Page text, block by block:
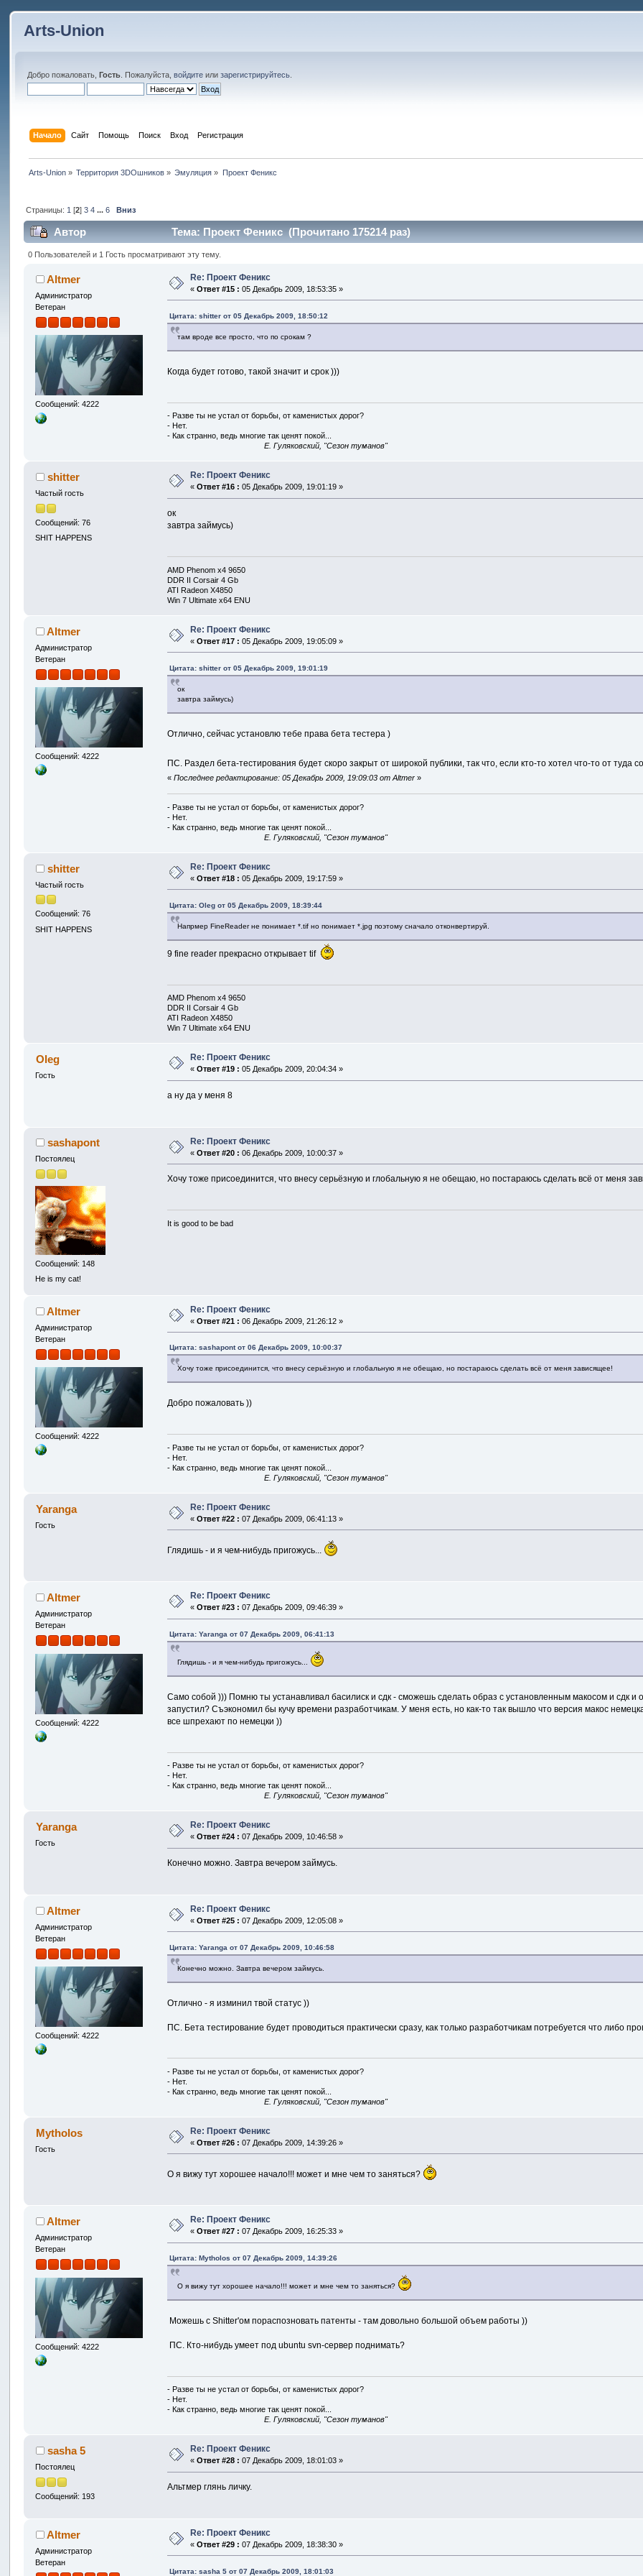
Arts-Union
Добро пожаловать,Гость . Пожалуйста,войдите илизарегистрируйтесь
Начало Сайт Помощь Поиск Вход Регистрация
Arts-Union» Территория 3DOшников » Эмуляция » Проект Феникс
Страницы: 1 [2] 3 4 ... 6 Вниз
Автор Тема: Проект Феникс (Прочитано 175214 раз)
0 Пользователей и 1 Гость просматривают эту тему.
Altmer
Администратор
Ветеран
Сообщений: 4222
Re: Проект Феникс
«Ответ #15 : 05 Декабрь 2009, 18:53:35 »
Цитата: shitter от 05 Декабрь 2009, 18:50:12
там вроде все просто, что по срокам ?
Когда будет готово, такой значит и срок )))
- Разве ты не устал от борьбы, от каменистых дорог?
- Нет.
- Как странно, ведь многие так ценят покой...
E. Гуляковский, "Сезон туманов"
shitter
Частый гость
Сообщений: 76
SHIT HAPPENS
Re: Проект Феникс
«Ответ #16 : 05 Декабрь 2009, 19:01:19 »
ок
завтра займусь)
AMD Phenom x4 9650
DDR II Corsair 4 Gb
ATI Radeon X4850
Win 7 Ultimate x64 ENU
Altmer
Администратор
Ветеран
Сообщений: 4222
Re: Проект Феникс
«Ответ #17 : 05 Декабрь 2009, 19:05:09 »
Цитата: shitter от 05 Декабрь 2009, 19:01:19
ок
завтра займусь)
Отлично, сейчас установлю тебе права бета тестера )
ПС. Раздел бета-тестирования будет скоро закрыт от широкой публики, так что, если кто-то хотел что-то от туда
«Последнее редактирование: 05 Декабрь 2009, 19:09:03 от Altmer »
- Разве ты не устал от борьбы, от каменистых дорог?
- Нет.
- Как странно, ведь многие так ценят покой...
E. Гуляковский, "Сезон туманов"
shitter
Частый гость
Сообщений: 76
SHIT HAPPENS
Re: Проект Феникс
«Ответ #18 : 05 Декабрь 2009, 19:17:59 »
Цитата: Oleg от 05 Декабрь 2009, 18:39:44
Напрмер FineReader не понимает *.tif но понимает *.jpg поэтому сначало отконвертируй.
9 fine reader прекрасно открывает tif
AMD Phenom x4 9650
DDR II Corsair 4 Gb
ATI Radeon X4850
Win 7 Ultimate x64 ENU
Oleg
Гость
Re: Проект Феникс
«Ответ #19 : 05 Декабрь 2009, 20:04:34 »
а ну да у меня 8
sashapont
Постоялец
Сообщений: 148
He is my cat!
Re: Проект Феникс
«Ответ #20 : 06 Декабрь 2009, 10:00:37 »
Хочу тоже присоединится, что внесу серьёзную и глобальную я не обещаю, но постараюсь сделать всё от меня
It is good to be bad
Altmer
Администратор
Ветеран
Сообщений: 4222
Re: Проект Феникс
«Ответ #21 : 06 Декабрь 2009, 21:26:12 »
Цитата: sashapont от 06 Декабрь 2009, 10:00:37
Хочу тоже присоединится, что внесу серьёзную и глобальную я не обещаю, но постараюсь сделать всё от меня зависящее!
Добро пожаловать ))
- Разве ты не устал от борьбы, от каменистых дорог?
- Нет.
- Как странно, ведь многие так ценят покой...
E. Гуляковский, "Сезон туманов"
Yaranga
Гость
Re: Проект Феникс
«Ответ #22 : 07 Декабрь 2009, 06:41:13 »
Глядишь - и я чем-нибудь пригожусь...
Altmer
Администратор
Ветеран
Сообщений: 4222
Re: Проект Феникс
«Ответ #23 : 07 Декабрь 2009, 09:46:39 »
Цитата: Yaranga от 07 Декабрь 2009, 06:41:13
Глядишь - и я чем-нибудь пригожусь...
Само собой ))) Помню ты устанавливал басилиск и сдк - сможешь сделать образ с установленным макосом и сдк и
запустил? Съэкономил бы кучу времени разработчикам. У меня есть, но как-то так вышло что версия макос
все шпрехают по немецки ))
- Разве ты не устал от борьбы, от каменистых дорог?
- Нет.
- Как странно, ведь многие так ценят покой...
E. Гуляковский, "Сезон туманов"
Yaranga
Гость
Re: Проект Феникс
«Ответ #24 : 07 Декабрь 2009, 10:46:58 »
Конечно можно. Завтра вечером займусь.
Altmer
Администратор
Ветеран
Сообщений: 4222
Re: Проект Феникс
«Ответ #25 : 07 Декабрь 2009, 12:05:08 »
Цитата: Yaranga от 07 Декабрь 2009, 10:46:58
Конечно можно. Завтра вечером займусь.
Отлично - я изминил твой статус ))
ПС. Бета тестирование будет проводиться практически сразу, как только разработчикам потребуется что либо
- Разве ты не устал от борьбы, от каменистых дорог?
- Нет.
- Как странно, ведь многие так ценят покой...
E. Гуляковский, "Сезон туманов"
Mytholos
Гость
Re: Проект Феникс
«Ответ #26 : 07 Декабрь 2009, 14:39:26 »
О я вижу тут хорошее начало!!! может и мне чем то заняться?
Altmer
Администратор
Ветеран
Сообщений: 4222
Re: Проект Феникс
«Ответ #27 : 07 Декабрь 2009, 16:25:33 »
Цитата: Mytholos от 07 Декабрь 2009, 14:39:26
О я вижу тут хорошее начало!!! может и мне чем то заняться?
Можешь с Shitter'ом пораспозновать патенты - там довольно большой объем работы ))
ПС. Кто-нибудь умеет под ubuntu svn-сервер поднимать?
- Разве ты не устал от борьбы, от каменистых дорог?
- Нет.
- Как странно, ведь многие так ценят покой...
E. Гуляковский, "Сезон туманов"
sasha 5
Постоялец
Сообщений: 193
Re: Проект Феникс
«Ответ #28 : 07 Декабрь 2009, 18:01:03 »
Альтмер глянь личку.
Altmer
Администратор
Ветеран
Re: Проект Феникс
«Ответ #29 : 07 Декабрь 2009, 18:38:30 »
Цитата: sasha 5 от 07 Декабрь 2009, 18:01:03